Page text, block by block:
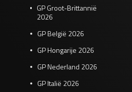
GP Groot-Brittannië
2026
GP België 2026
GP Hongarije 2026
GP Nederland 2026
GP Italië 2026